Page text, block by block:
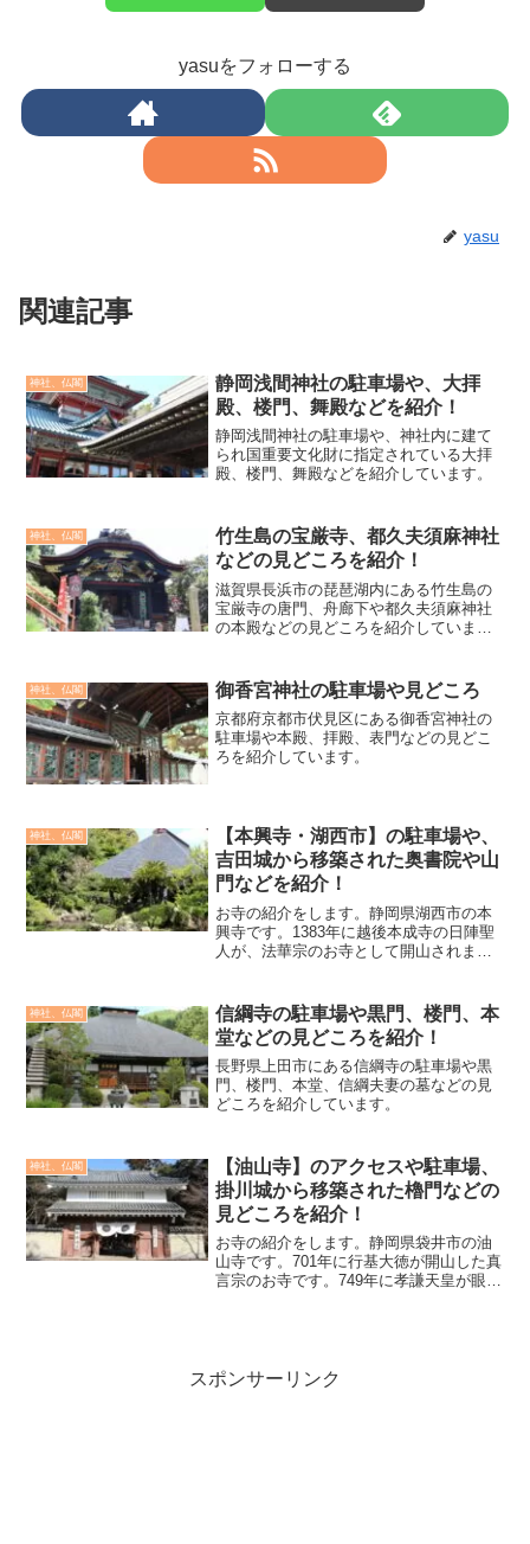
yasuをフォローする
yasu
関連記事
神社、仏閣
静岡浅間神社の駐車場や、大拝
殿、楼門、舞殿などを紹介！
静岡浅間神社の駐車場や、神社内に建て
られ国重要文化財に指定されている大拝
殿、楼門、舞殿などを紹介しています。
神社、仏閣
竹生島の宝厳寺、都久夫須麻神社
などの見どころを紹介！
滋賀県長浜市の琵琶湖内にある竹生島の
宝厳寺の唐門、舟廊下や都久夫須麻神社
の本殿などの見どころを紹介していま
神社、仏閣 御香宮神社の駐車場や見どころ
京都府京都市伏見区にある御香宮神社の
駐車場や本殿、拝殿、表門などの見どこ
ろを紹介しています。
神社、仏閣
【本興寺・湖西市】の駐車場や、
吉田城から移築された奥書院や山
門などを紹介！
お寺の紹介をします。静岡県湖西市の本
興寺です。1383年に越後本成寺の日陣聖
人が、法華宗のお寺として開山されまし
しました。1572年には徳川家康から朱印
地を受け、十万石...
神社、仏閣
信綱寺の駐車場や黒門、楼門、本
堂などの見どころを紹介！
長野県上田市にある信綱寺の駐車場や黒
門、楼門、本堂、信綱夫妻の墓などの見
どころを紹介しています。
神社、仏閣
【油山寺】のアクセスや駐車場、
掛川城から移築された櫓門などの
見どころを紹介！
お寺の紹介をします。静岡県袋井市の油
山寺です。701年に行基大徳が開山した真
言宗のお寺です。749年に孝謙天皇が眼の
スポンサーリンク